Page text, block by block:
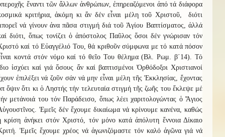
ἔναντι τῶν ἄλλων ἀνθρώπων, ἐπηρεαζόμενοι ἀπό τά διάφορα
κριτήρια, ἀκόμη κι ἄν δέν εἶναι μέλη τοῦ Χριστοῦ, διότι
νά γίνουν ἀνα πᾶσα στιγμή διά τοῦ Ἁγίου Βαπτίσματος, ἀλλά
διότι, ὅπως τονίζει ὁ ἀπόστολος Παῦλος ὅσοι δέν γνώρισαν τόν
καί τό Εὐαγγέλιό Του, θά κριθοῦν σύμφωνα με τό κατά πόσον
κοντά στόν νόμο καί τό θεῖο Του θέλημα (Βλ. Ρωμ. β΄14). Τό
ἰσχύει καί γιά ὅσους ἄν καί βαπτισμένοι Ὀρθόδοξοι Χριστιανοί
ἐπιλέξει νά ζοῦν σάν νά μην εἶναι μέλη τῆς Ἐκκλησίας, ἔχοντας
ὄψιν ὅτι κι ὁ Ληστής τήν τελευταία στιγμή τῆς ζωῆς του ἔκλεψε μέ
μετάνοιά του τόν Παράδεισο, ὅπως λέει χαριτολογώντας ὁ Ἅγιος
Ἐμεῖς δέν ἔχουμε δικαίωμα νά κρίνουμε κανένα, καθώς
κρίση ἀνήκει στόν Χριστό, τόν μόνο κατά ἀπόλυτη ἔννοια Δίκαιο
Ἐμεῖς ἔχουμε χρέος νά ἀγωνιζόμαστε τόν καλό ἀγῶνα γιά νά